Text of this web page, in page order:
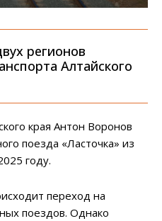
регионов
Алтайского
края Антон Воронов
поезда «Ласточка» из
году.
переход на
поездов. Однако